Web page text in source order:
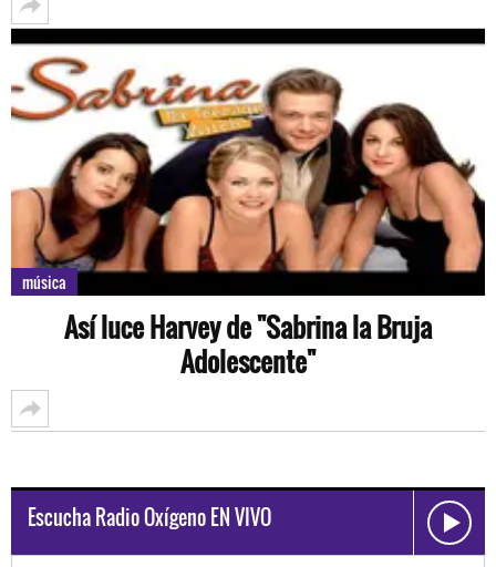
música
Así luce Harvey de "Sabrina la Bruja
Adolescente"
Escucha Radio Oxígeno EN VIVO